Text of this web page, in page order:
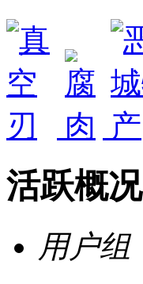
活跃概况
用户组